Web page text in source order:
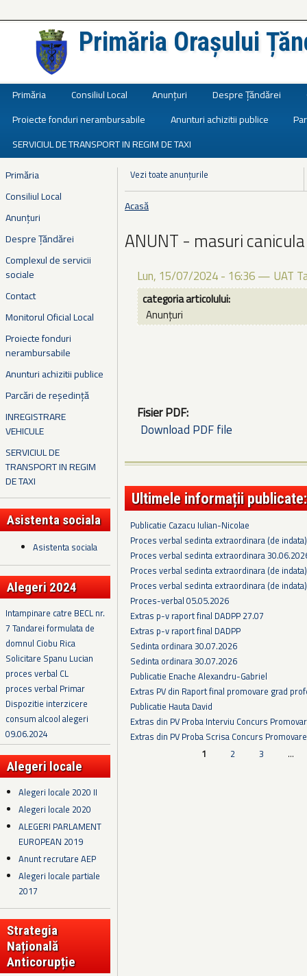
Primăria Orașului
Primăria Consiliul Local Anunțuri Despre Țăndărei
Proiecte fonduri nerambursabile
Anunturi achizitii publice
SERVICIUL DE TRANSPORT IN REGIM DE TAXI
Primăria
Consiliul Local
Anunțuri
Despre Țăndărei
Complexul de servicii
sociale
Contact
Monitorul Oficial Local
Proiecte fonduri
nerambursabile
Anunturi achizitii publice
Parcări de reședință
INREGISTRARE
VEHICULE
SERVICIUL DE
TRANSPORT IN REGIM
DE TAXI
Asistenta sociala
Asistenta sociala
Alegeri 2024
Intampinare catre BECL nr.
7 Tandarei formulata de
domnul Ciobu Rica
Solicitare Spanu Lucian
proces verbal CL
proces verbal Primar
Dispozitie interzicere
consum alcool alegeri
09.06.2024
Alegeri locale
Alegeri locale 2020 II
Alegeri locale 2020
ALEGERI PARLAMENT
EUROPEAN 2019
Anunt recrutare AEP
Alegeri locale partiale
2017
Strategia
Națională
Anticorupție
Vezi toate anunțurile
Eşti aici
Acasă
ANUNT - masuri canicula
Lun, 15/07/2024 - 16:36 — UAT
categoria articolului:
Anunțuri
Fisier PDF:
Download PDF file
Ultimele informații publicate:
Publicatie Cazacu Iulian-Nicolae
Proces verbal sedinta extraordinara (de
Proces verbal sedinta extraordinara
Proces verbal sedinta extraordinara (de
Proces verbal sedinta extraordinara (de
Proces-verbal 05.05.2026
Extras p-v raport final DADPP 27.07
Extras p-v raport final DADPP
Sedinta ordinara 30.07.2026
Sedinta ordinara 30.07.2026
Publicatie Enache Alexandru-Gabriel
Extras PV din Raport final promovare grad
Publicatie Hauta David
Extras din PV Proba Interviu Concurs
Extras din PV Proba Scrisa Concurs
1 2 3 …